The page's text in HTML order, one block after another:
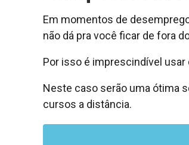
Em momentos de
não dá pra você ficar de fora
Por isso é imprescindível
Neste caso serão uma ótima
cursos a distância.